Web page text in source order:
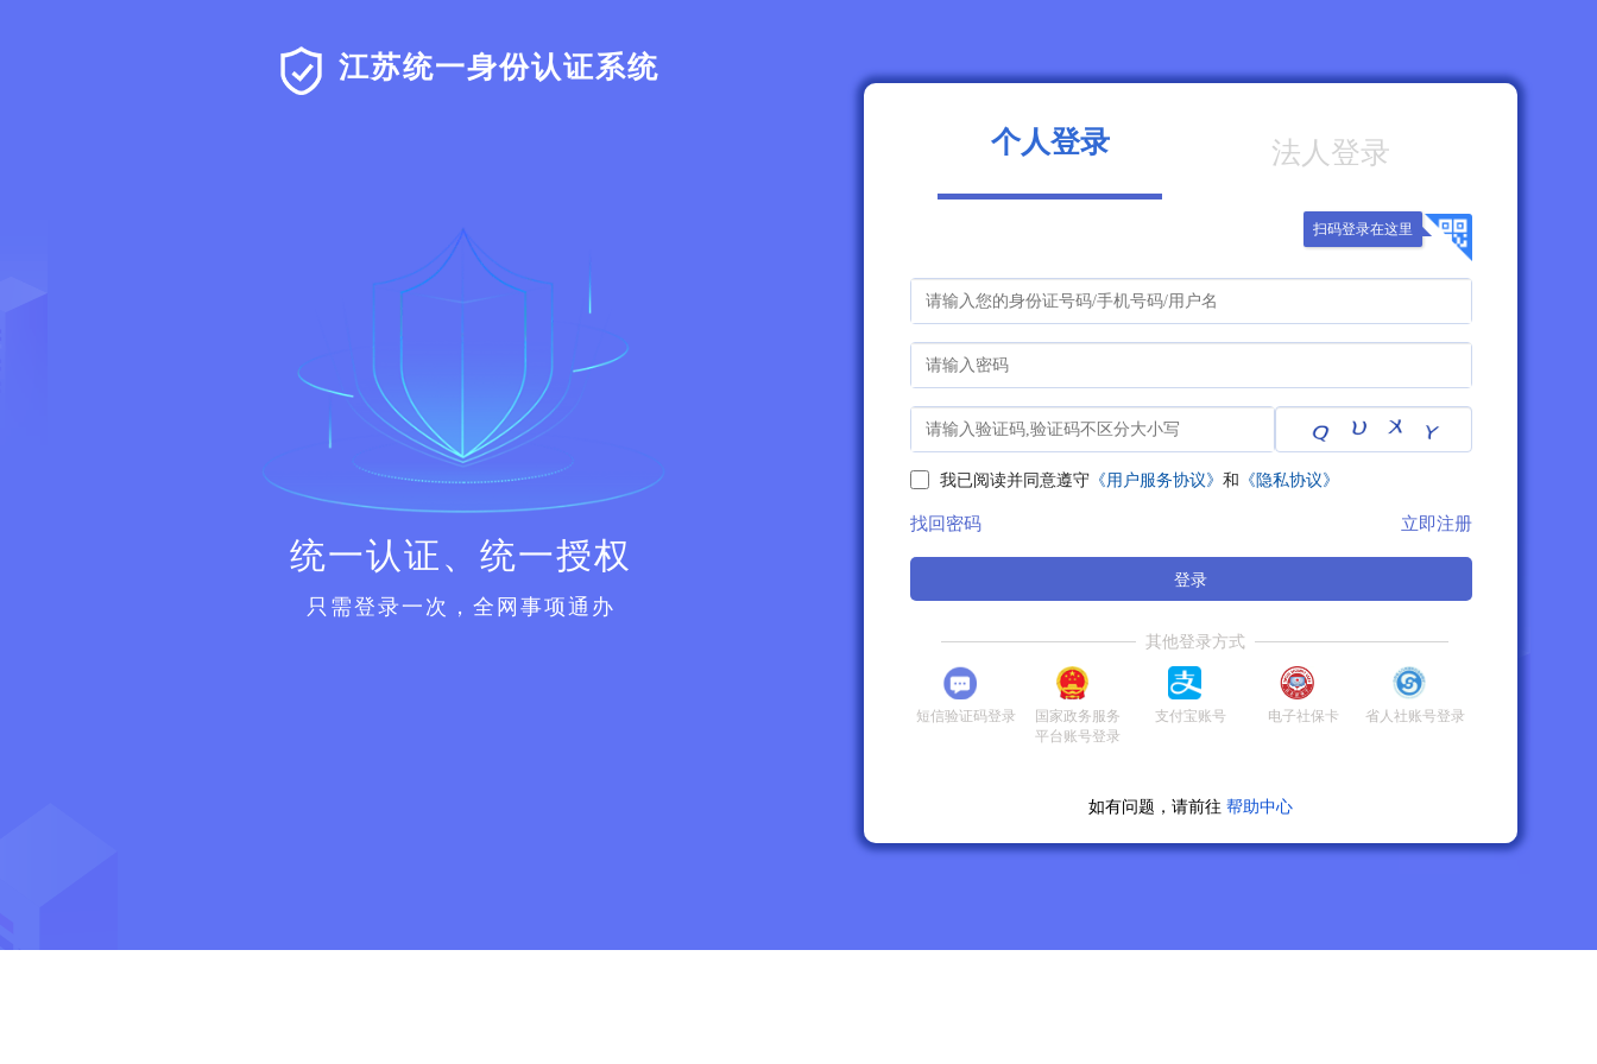
个人登录 法人登录
扫码登录在这里
我已阅读并同意遵守《用户服务协议》 和 《隐私协议》
找回密码 立即注册
登录
其他登录方式
短信验证码登录
国家政务服务
平台账号登录
支付宝账号 电子社保卡 省人社账号登录
如有问题，请前往 帮助中心
江苏统一身份认证系统
统一认证、统一授权
只需登录一次，全网事项通办